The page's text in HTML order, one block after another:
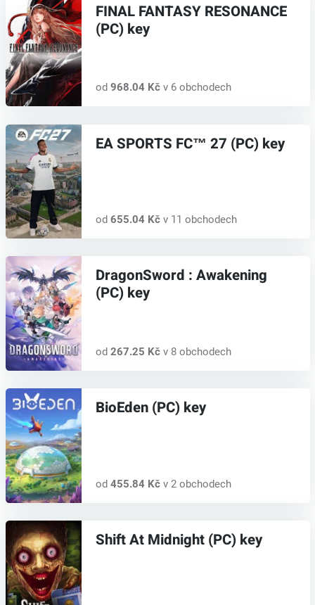
FINAL FANTASY RESONANCE
(PC) key
od 968.04 Kčv 6 obchodech
EA SPORTS FC™ 27 (PC) key
od 655.04 Kčv 11 obchodech
DragonSword : Awakening
(PC) key
od 267.25 Kčv 8 obchodech
BioEden (PC) key
od 455.84 Kčv 2 obchodech
Shift At Midnight (PC) key